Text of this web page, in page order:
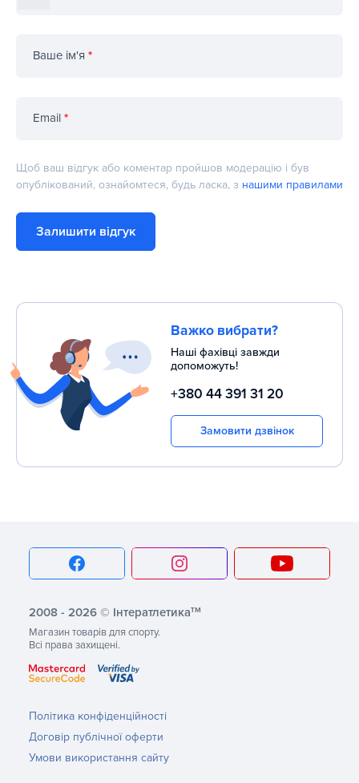
Ваше ім'я *
Email *
Щоб ваш відгук або коментар пройшов модерацію і був
опублікований, ознайомтеся, будь ласка, з нашими правилами
Залишити відгук
Важко вибрати?
Наші фахівці завжди
допоможуть!
+380 44 391 31 20
Замовити дзвінок
2008 - 2026 © Інтератлетикатм
Магазин товарів для спорту.
Всі права захищені.
Політика конфіденційності
Договір публічної оферти
Умови використання сайту